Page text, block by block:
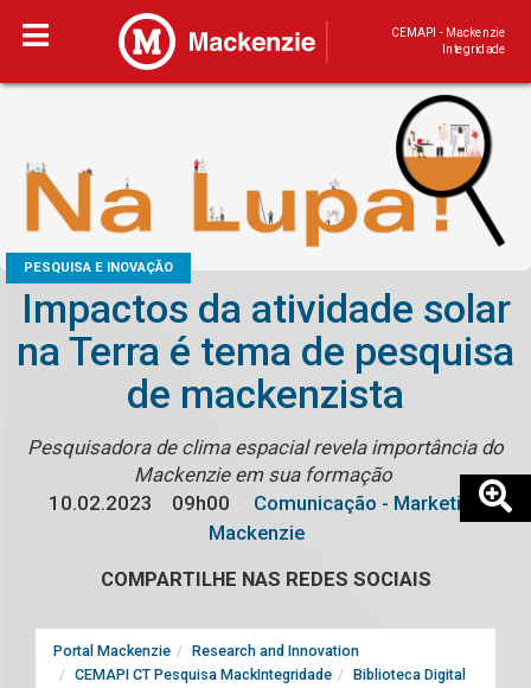
CEMAPI - Mackenzie
Integridade
PESQUISA E INOVAÇÃO
Impactos da atividade solar
na Terra é tema de pesquisa
de mackenzista
Pesquisadora de clima espacial revela importância do
Mackenzie em sua formação
10.02.2023
09h00
Comunicação - Marketing
Mackenzie
COMPARTILHE NAS REDES SOCIAIS
Portal Mackenzie
Research and Innovation
CEMAPI CT Pesquisa MackIntegridade
Biblioteca Digital